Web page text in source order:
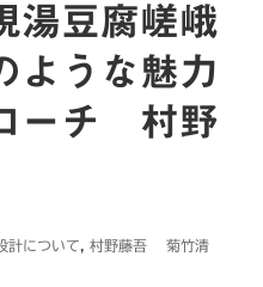
湯豆腐嵯峨
ような魅力
ーチ 村野
計について
村野藤吾 菊竹清